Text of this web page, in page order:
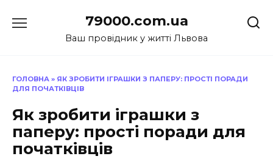
до
79000.com.ua
Ваш провідник у житті Львова
ГОЛОВНА » ЯК ЗРОБИТИ ІГРАШКИ З ПАПЕРУ: ПРОСТІ ПОРАДИ
ДЛЯ ПОЧАТКІВЦІВ
Як зробити іграшки з
паперу: прості поради для
початківців